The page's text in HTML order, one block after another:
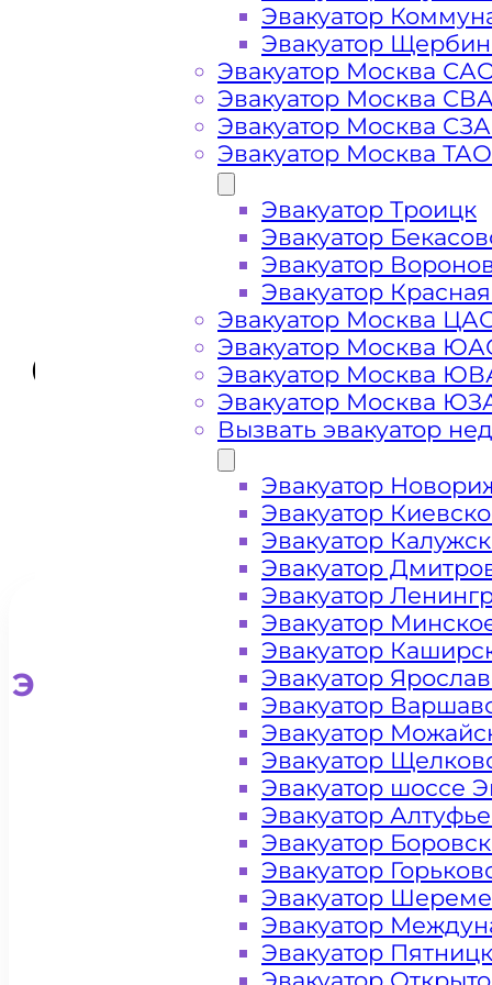
Стоимость
услуг
эвакуатора в
Эвакуатор для легковых
Эвакуатор
Эвакуатор
Эвакуатор Москва
Эвакуатор Москва
Эвакуатор Москва
Эвакуатор Москва ТАО
Эвакуатор Троицк
Эвакуатор
Эвакуатор
Эвакуатор
Эвакуатор Москва
Эвакуатор Москва
Эвакуатор Москва
Эвакуатор Москва
Вызвать эвакуатор
Эвакуатор
Эвакуатор
Эвакуатор
Эвакуатор
Эвакуатор
Эвакуатор
Эвакуатор
Эвакуатор
Эвакуатор
Эвакуатор
Эвакуатор
Эвакуатор шоссе
Эвакуатор
Эвакуатор
Эвакуатор
Эвакуатор
Эвакуатор
Эвакуатор